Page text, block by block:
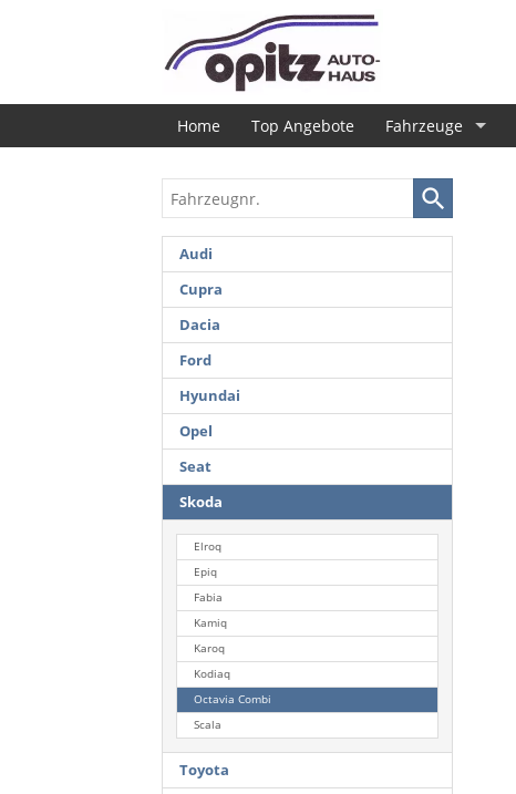
Home Top Angebote Fahrzeuge
Fahrzeugnr.
Audi
Cupra
Dacia
Ford
Hyundai
Opel
Seat
Skoda
Elroq
Epiq
Fabia
Kamiq
Karoq
Kodiaq
Octavia Combi
Scala
Toyota